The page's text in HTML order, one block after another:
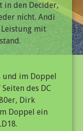
in den Decider,
nicht. Andi
mit
und im Doppel
des DC
Dirk
Doppel ein